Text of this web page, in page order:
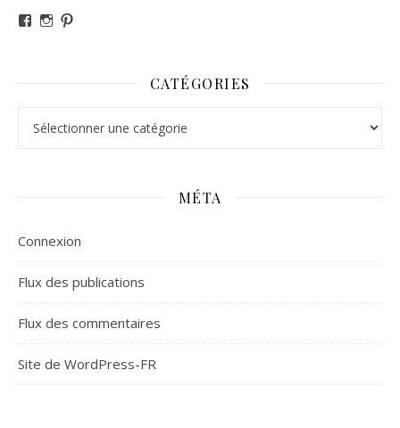
Voir le profil de revesdefripouilles sur Facebook
Voir le profil de claire_revesdefripouilles sur
CATÉGORIES
MÉTA
Connexion
Flux des publications
Flux des commentaires
Site de WordPress-FR